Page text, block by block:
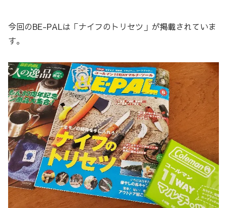
今回のBE-PALは「ナイフのトリセツ」が掲載されていま
す。